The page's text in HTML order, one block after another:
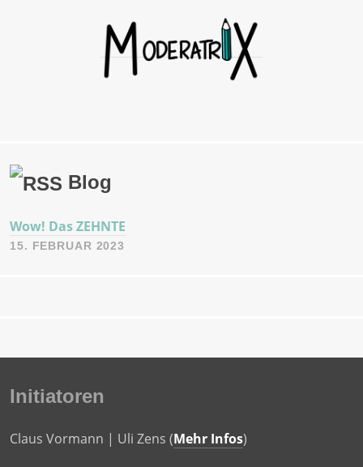
Blog
Wow! Das ZEHNTE
15. FEBRUAR 2023
Initiatoren
Claus Vormann | Uli Zens (Mehr Infos)